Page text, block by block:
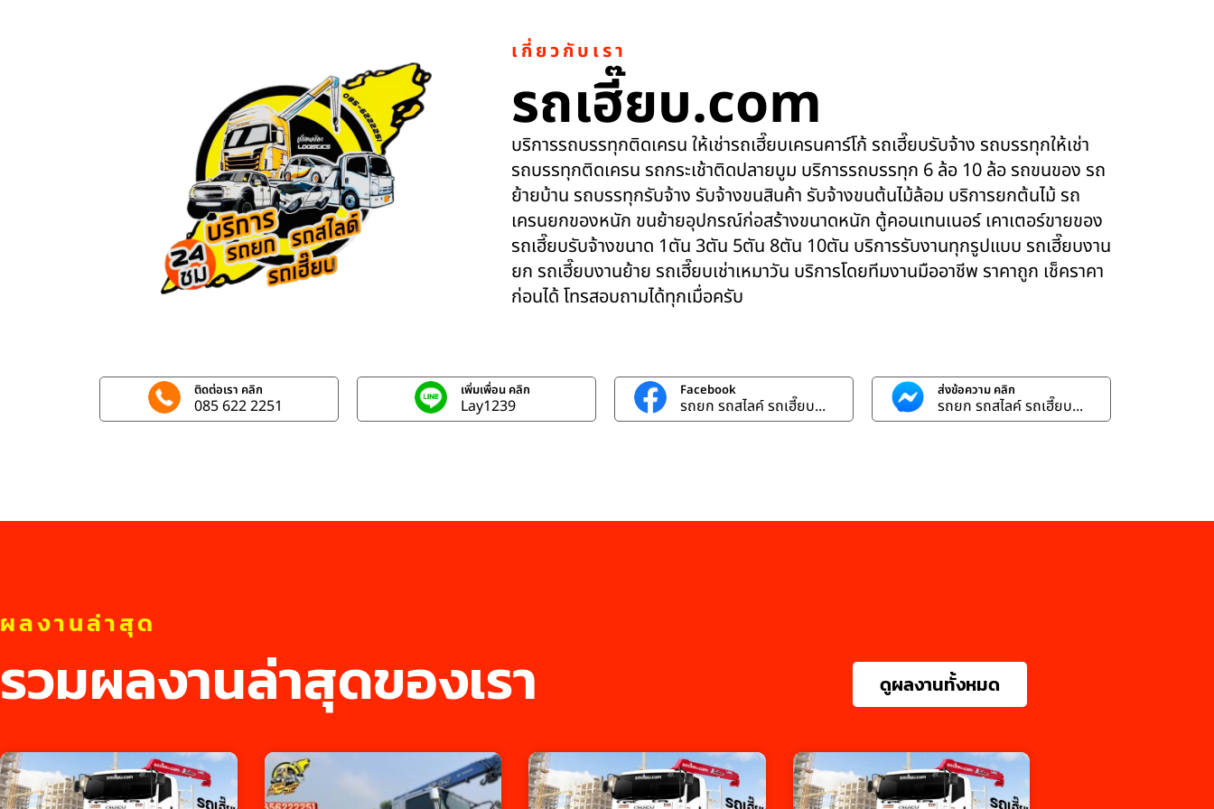
เกี่ยวกับเรา
รถเฮี๊ยบ.com
บริการรถบรรทุกติดเครน ให้เช่ารถเฮี๊ยบเครนคาร์โก้ รถเฮี๊ยบรับจ้าง รถบรรทุกให้เช่า
รถบรรทุกติดเครน รถกระเช้าติดปลายบูม บริการรถบรรทุก 6 ล้อ 10 ล้อ รถขนของ รถ
ย้ายบ้าน รถบรรทุกรับจ้าง รับจ้างขนสินค้า รับจ้างขนต้นไม้ล้อม บริการยกต้นไม้ รถ
เครนยกของหนัก ขนย้ายอุปกรณ์ก่อสร้างขนาดหนัก ตู้คอนเทนเนอร์ เคาเตอร์ขายของ
รถเฮี๊ยบรับจ้างขนาด 1ตัน 3ตัน 5ตัน 8ตัน 10ตัน บริการรับงานทุกรูปแบบ รถเฮี๊ยบงาน
ยก รถเฮี๊ยบงานย้าย รถเฮี๊ยบเช่าเหมาวัน บริการโดยทีมงานมืออาชีพ ราคาถูก เช็คราคา
ก่อนได้ โทรสอบถามได้ทุกเมื่อครับ
ติดต่อเรา คลิก
085 622 2251
เพิ่มเพื่อน คลิก
Lay1239
Facebook
รถยก รถสไลค์ รถเฮี๊ยบ...
ส่งข้อความ คลิก
รถยก รถสไลค์ รถเฮี๊ยบ...
ผลงานล่าสุด
รวมผลงานล่าสุดของเรา ดูผลงานทั้งหมด